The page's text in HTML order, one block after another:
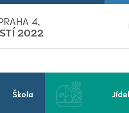
4,
2022
Škola